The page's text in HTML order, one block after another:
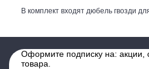
В комплект входят дюбель гвозди
Оформите подписку на: акции,
товара.